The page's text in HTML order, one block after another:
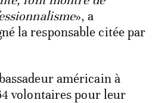
», a
la responsable citée par
américain à
volontaires pour leur